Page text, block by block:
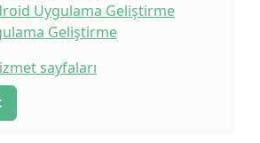
Uygulama Geliştirme
Geliştirme
sayfaları